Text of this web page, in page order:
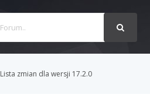
Lista zmian dla wersji 17.2.0